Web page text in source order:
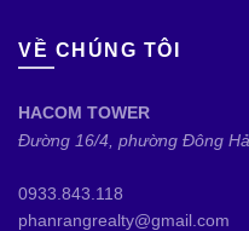
VỀ CHÚNG TÔI
HACOM TOWER
Đường 16/4, phường Đông
0933.843.118
phanrangrealty@gmail.com